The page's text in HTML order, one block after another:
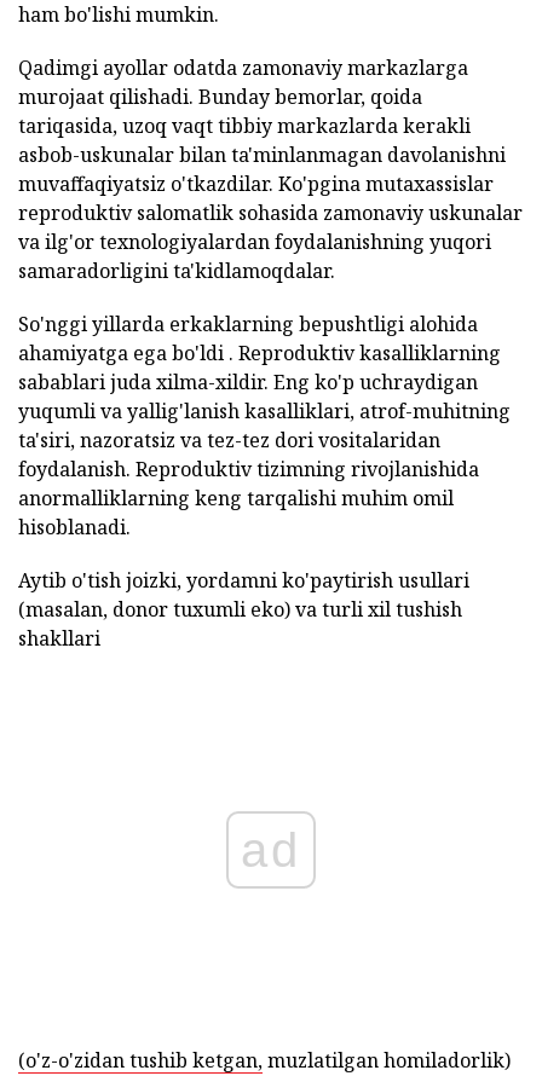
ham bo'lishi mumkin.
Qadimgi ayollar odatda zamonaviy markazlarga
murojaat qilishadi. Bunday bemorlar, qoida
tariqasida, uzoq vaqt tibbiy markazlarda kerakli
asbob-uskunalar bilan ta'minlanmagan davolanishni
muvaffaqiyatsiz o'tkazdilar. Ko'pgina mutaxassislar
reproduktiv salomatlik sohasida zamonaviy uskunalar
va ilg'or texnologiyalardan foydalanishning yuqori
samaradorligini ta'kidlamoqdalar.
So'nggi yillarda erkaklarning bepushtligi alohida
ahamiyatga ega bo'ldi . Reproduktiv kasalliklarning
sabablari juda xilma-xildir. Eng ko'p uchraydigan
yuqumli va yallig'lanish kasalliklari, atrof-muhitning
ta'siri, nazoratsiz va tez-tez dori vositalaridan
foydalanish. Reproduktiv tizimning rivojlanishida
anormalliklarning keng tarqalishi muhim omil
hisoblanadi.
Aytib o'tish joizki, yordamni ko'paytirish usullari
(masalan, donor tuxumli eko) va turli xil tushish
shakllari
ad
(o'z-o'zidan tushib ketgan,muzlatilgan homiladorlik)